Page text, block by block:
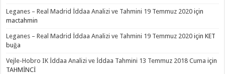
Leganes – Real Madrid İddaa Analizi ve Tahmini 19 Temmuz 2020 için
mactahmin
Leganes – Real Madrid İddaa Analizi ve Tahmini 19 Temmuz 2020 içinKET
buğa
Vejle-Hobro IK İddaa Analizi ve İddaa Tahmini 13 Temmuz 2018 Cuma için
TAHMİNCİ